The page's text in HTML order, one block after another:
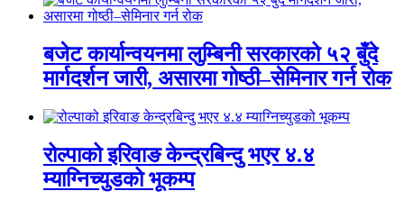
बजेट कार्यान्वयनमा लुम्बिनी सरकारको ५२ बुँदे
मार्गदर्शन जारी, असारमा गोष्ठी–सेमिनार गर्न रोक
रोल्पाको इरिवाङ केन्द्रबिन्दु भएर ४.४
म्याग्निच्युडको भूकम्प